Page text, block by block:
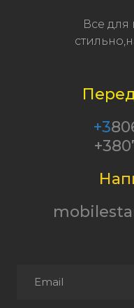
Все для
+3